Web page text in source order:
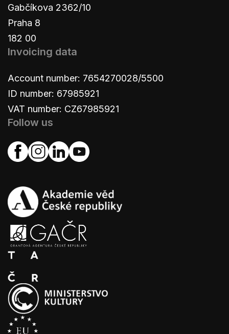
Gabčíkova 2362/10
Praha 8
182 00
Invoicing data
Account number: 7654270028/5500
ID number: 67985921
VAT number: CZ67985921
Follow us